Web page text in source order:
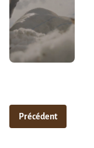
Précédent